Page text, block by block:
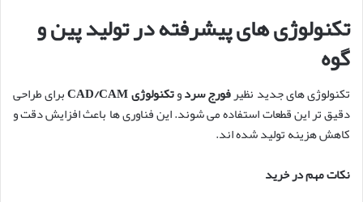
تکنولوژی های پیشرفته در تولید پین و
گوه
تکنولوژی های جدید نظیرفورج سردوتکنولوژی
برای طراحی
دقیق تر این قطعات استفاده می شوند. این فناوری ها باعث افزایش دقت و
کاهش هزینه تولید شده اند.
نکات مهم در خرید